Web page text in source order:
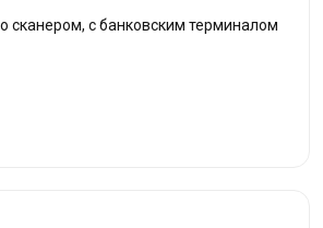
сканером, с банковским терминалом